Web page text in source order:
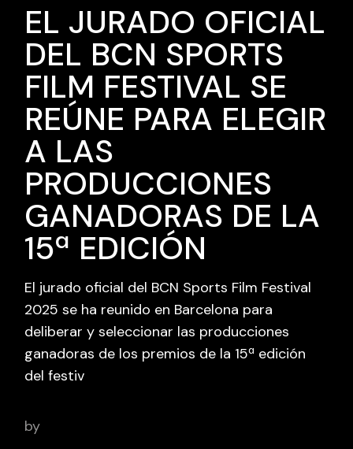
EL JURADO OFICIAL
DEL BCN SPORTS
FILM FESTIVAL SE
REÚNE PARA ELEGIR
A LAS
PRODUCCIONES
GANADORAS DE LA
15ª EDICIÓN
El jurado oficial del BCN Sports Film Festival
2025 se ha reunido en Barcelona para
deliberar y seleccionar las producciones
ganadoras de los premios de la 15ª edición
del festiv
by